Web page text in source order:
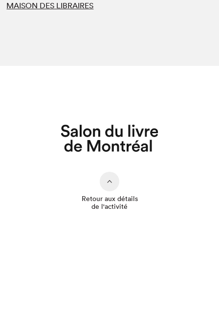
MAISON DES LIBRAIRES
Retour aux détails
de l'activité